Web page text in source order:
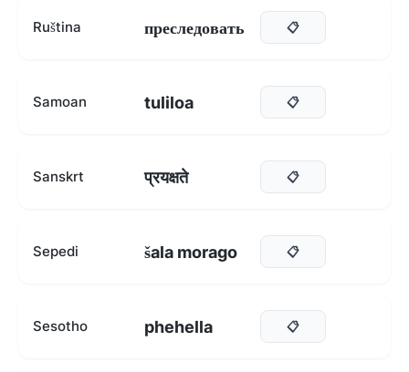
Ruština преследовать 📋
Samoan tuliloa 📋
Sanskrt प्रयक्षते 📋
Sepedi šala morago 📋
Sesotho phehella 📋